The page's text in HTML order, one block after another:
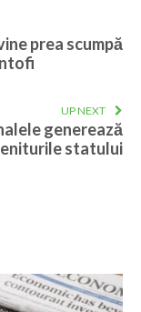
prea scumpă
UP NEXT
generează
statului